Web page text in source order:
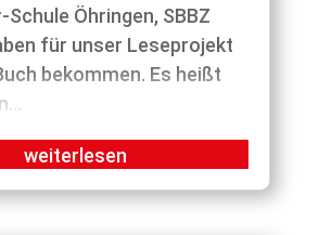
Öhringen, SBBZ
für unser Leseprojekt
bekommen. Es heißt